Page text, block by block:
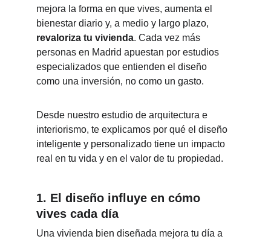
mejora la forma en que vives, aumenta el
bienestar diario y, a medio y largo plazo,
revaloriza tu vivienda. Cada vez más
personas en Madrid apuestan por estudios
especializados que entienden el diseño
como una inversión, no como un gasto.
Desde nuestro estudio de arquitectura e
interiorismo, te explicamos por qué el diseño
inteligente y personalizado tiene un impacto
real en tu vida y en el valor de tu propiedad.
1. El diseño influye en cómo
vives cada día
Una vivienda bien diseñada mejora tu día a